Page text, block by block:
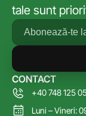
tale sunt
CONTACT
+40 748 125
Luni – Vineri: